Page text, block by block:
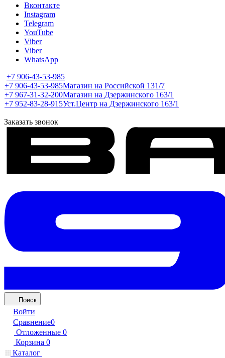
Вконтакте
Instagram
Telegram
YouTube
Viber
Viber
WhatsApp
+7 906-43-53-985
+7 906-43-53-985Магазин на Российской 131/7
+7 967-31-32-200Магазин на Дзержинского 163/1
+7 952-83-28-915Уст.Центр на Дзержинского 163/1
Заказать звонок
Поиск
Войти
Сравнение0
Отложенные 0
Корзина 0
Каталог